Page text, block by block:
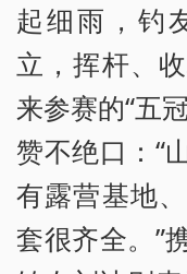
起细雨，钓
立，挥杆、
来参赛的“五
赞不绝口：“
有露营基地
套很齐全。”